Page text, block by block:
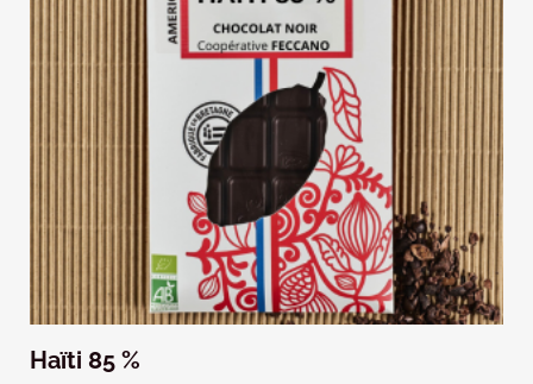
Haïti 85 %